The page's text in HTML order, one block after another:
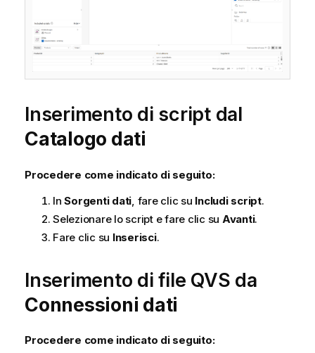
Inserimento di script dal
Catalogo dati
Procedere come indicato di seguito:
InSorgenti dati , fare clic su Includi script.
Selezionare lo script e fare clic su Avanti.
Fare clic su Inserisci.
Inserimento di file QVS da
Connessioni dati
Procedere come indicato di seguito: